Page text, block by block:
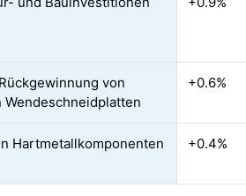
von
+0.6%
Hartmetallkomponenten +0.4%